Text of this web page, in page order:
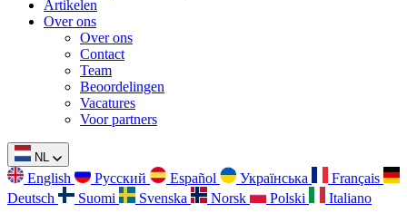
Artikelen
Over ons
Over ons
Contact
Team
Beoordelingen
Vacatures
Voor partners
NL
English Русский Español Українська
Français
Deutsch
Suomi Svenska Norsk Polski Italiano